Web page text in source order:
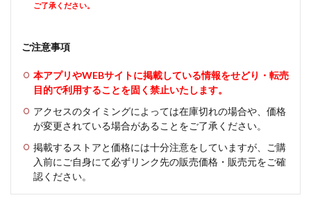
ご了承ください。
ご注意事項
本アプリやWEBサイトに掲載している情報をせどり・転売
目的で利用することを固く禁止いたします。
アクセスのタイミングによっては在庫切れの場合や、価格
が変更されている場合があることをご了承ください。
掲載するストアと価格には十分注意をしていますが、ご購
入前にご自身にて必ずリンク先の販売価格・販売元をご確
認ください。